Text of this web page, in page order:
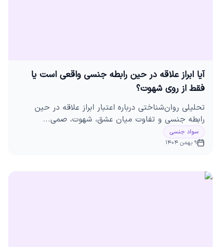
آیا ابراز علاقه در حین رابطه جنسی واقعی است یا
فقط از روی شهوت؟
تحلیلی روان‌شناختی درباره اعتبار ابراز علاقه در حین
رابطه جنسی و تفاوت میان عشق، شهوت، صمی...
سواد جنسی
9 بهمن 1404